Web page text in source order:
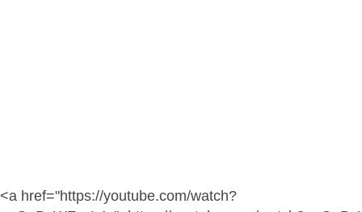
<a href="https://youtube.com/watch?